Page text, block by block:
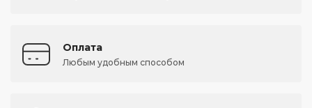
Оплата
Любым удобным способом